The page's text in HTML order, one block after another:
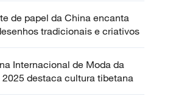
de papel da China encanta
tradicionais e criativos
Internacional de Moda da
destaca cultura tibetana